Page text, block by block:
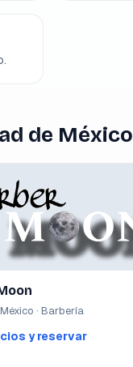
de México
· Barbería
y reservar